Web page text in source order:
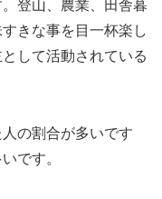
登山、農業、田舎暮
きな事を目一杯楽し
して活動されている
の割合が多いです
です。